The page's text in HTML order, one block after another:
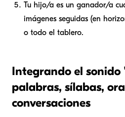
Tu hijo/a es un ganador/a
imágenes seguidas (en
o todo el tablero.
Integrando el sonido
palabras, sílabas,
conversaciones